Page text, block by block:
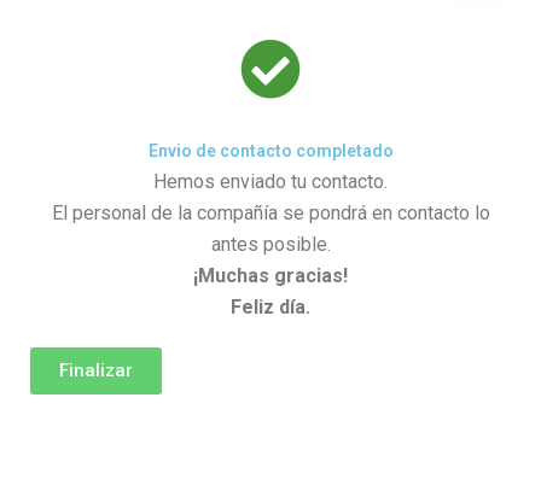
Envio de contacto completado
Hemos enviado tu contacto.
El personal de la compañía se pondrá en contacto lo
antes posible.
¡Muchas gracias!
Feliz día.
Finalizar